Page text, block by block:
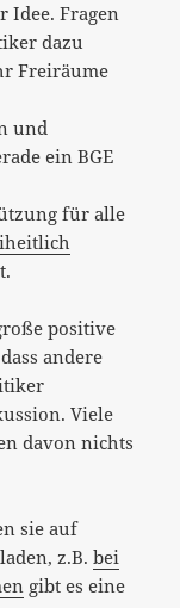
Idee. Fragen
dazu
Freiräume
und
ein BGE
für alle
positive
andere
Viele
davon nichts
sie auf
z.B.bei
gibt es eine